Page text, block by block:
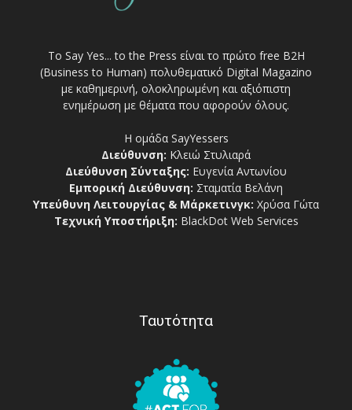
Το Say Yes... to the Press είναι το πρώτο free Β2Η
(Business to Human) πολυθεματικό Digital Magazino
με καθημερινή, ολοκληρωμένη και αξιόπιστη
ενημέρωση με θέματα που αφορούν όλους.
Η ομάδα SayYessers
Διεύθυνση: Κλειώ Στυλιαρά
Διεύθυνση Σύνταξης: Ευγενία Αντωνίου
Εμπορική Διεύθυνση: Σταματία Βελάνη
Υπεύθυνη Λειτουργίας & Μάρκετινγκ: Χρύσα Γώτα
Τεχνική Υποστήριξη: BlackDot Web Services
Ταυτότητα